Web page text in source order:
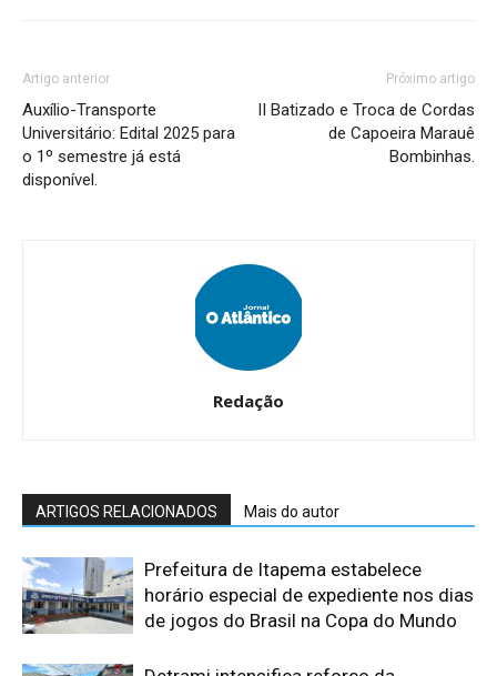
Artigo anterior
Auxílio-Transporte
Universitário: Edital 2025 para
o 1º semestre já está
disponível.
Próximo artigo
II Batizado e Troca de Cordas
de Capoeira Marauê
Bombinhas.
Redação
ARTIGOS RELACIONADOS Mais do autor
Prefeitura de Itapema estabelece
horário especial de expediente nos dias
de jogos do Brasil na Copa do Mundo